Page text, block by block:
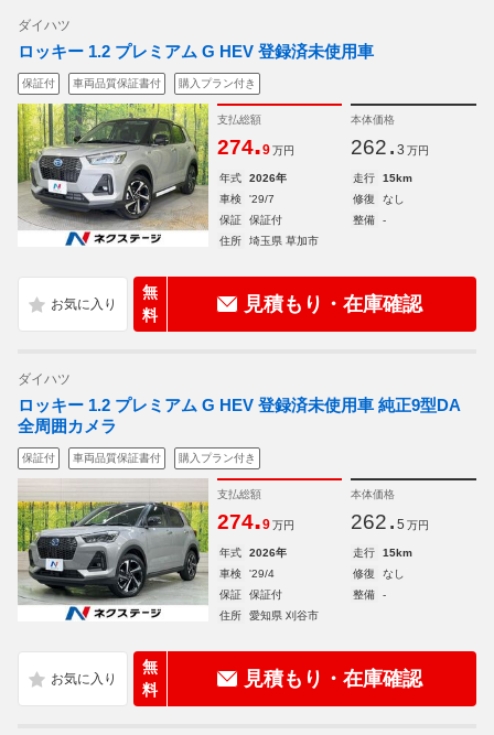
ダイハツ
ロッキー 1.2 プレミアム G HEV 登録済未使用車
保証付 車両品質保証書付 購入プラン付き
支払総額
274.9 万円
本体価格
262. 3 万円
年式 2026年 走行
15km
車検
'29/7 修復
なし
保証
保証付 整備
-
住所
埼玉県 草加市
無
料
見積もり・在庫確認
ダイハツ
ロッキー 1.2 プレミアム G HEV 登録済未使用車 純正9型DA
全周囲カメラ
保証付 車両品質保証書付 購入プラン付き
支払総額
274.9 万円
本体価格
262. 5 万円
年式 2026年 走行
15km
車検
'29/4 修復
なし
保証
保証付 整備
-
住所
愛知県 刈谷市
無
料
見積もり・在庫確認